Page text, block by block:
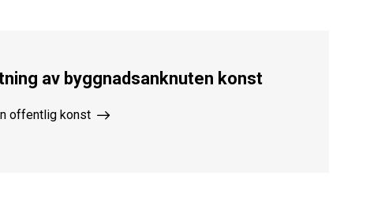
av byggnadsanknuten konst
offentlig konst